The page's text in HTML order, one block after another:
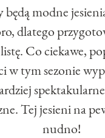
będą modne
dlatego
Co ciekawe,
w tym sezonie
Tej jesieni na
nudno!